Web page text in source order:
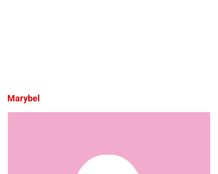
Marybel